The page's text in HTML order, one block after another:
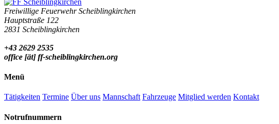
Freiwillige Feuerwehr Scheiblingkirchen
Hauptstraße 122
2831 Scheiblingkirchen
+43 2629 2535
office [ät] ff-scheiblingkirchen.org
Menü
Tätigkeiten Termine Über uns Mannschaft Fahrzeuge Mitglied werden Kontakt
Notrufnummern